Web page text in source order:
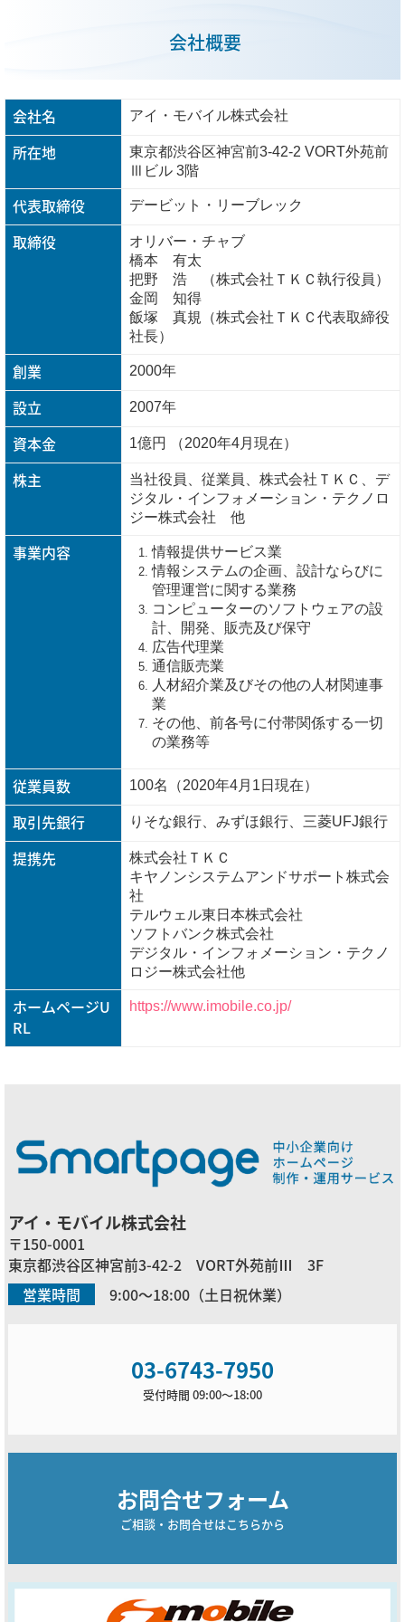
会社概要
会社名 アイ・モバイル株式会社
所在地
東京都渋谷区神宮前3-42-2 VORT外苑前
Ⅲビル 3階
代表取締役 デービット・リーブレック
取締役
オリバー・チャブ
橋本 有太
把野 浩 （株式会社ＴＫＣ執行役員）
金岡 知得
飯塚 真規（株式会社ＴＫＣ代表取締役
社長）
創業 2000年
設立 2007年
資本金 1億円 （2020年4月現在）
株主
当社役員、従業員、株式会社ＴＫＣ、デ
ジタル・インフォメーション・テクノロ
ジー株式会社 他
事業内容
情報提供サービス業
情報システムの企画、設計ならびに
管理運営に関する業務
コンピューターのソフトウェアの設
計、開発、販売及び保守
広告代理業
通信販売業
人材紹介業及びその他の人材関連事
業
その他、前各号に付帯関係する一切
の業務等
従業員数 100名（2020年4月1日現在）
取引先銀行 りそな銀行、みずほ銀行、三菱UFJ銀行
提携先
株式会社ＴＫＣ
キヤノンシステムアンドサポート株式会
社
テルウェル東日本株式会社
ソフトバンク株式会社
デジタル・インフォメーション・テクノ
ロジー株式会社他
ホームページU
RL
https://www.imobile.co.jp/
アイ・モバイル株式会社
〒150-0001
東京都渋谷区神宮前3-42-2 VORT外苑前Ⅲ 3F
営業時間
9:00～18:00（土日祝休業）
03-6743-7950
受付時間 09:00～18:00
お問合せフォーム
ご相談・お問合せはこちらから